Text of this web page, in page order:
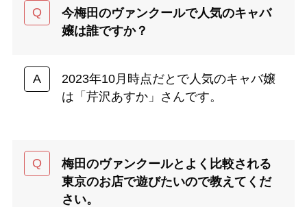
今梅田のヴァンクールで人気のキャバ
嬢は誰ですか？
2023年10月時点だとで人気のキャバ嬢
は「芹沢あすか」さんです。
梅田のヴァンクールとよく比較される
東京のお店で遊びたいので教えてくだ
さい。